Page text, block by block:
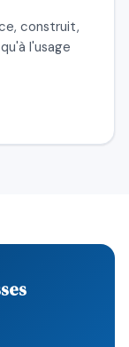
construit,
l'usage